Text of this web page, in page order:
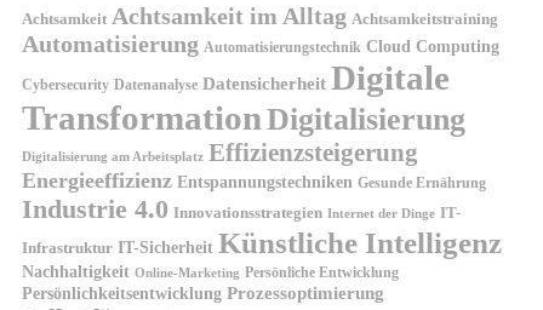
Achtsamkeit Achtsamkeit im Alltag Achtsamkeitstraining
Automatisierung Automatisierungstechnik Cloud Computing
Cybersecurity Datenanalyse Datensicherheit Digitale
TransformationDigitalisierung
Digitalisierung am Arbeitsplatz Effizienzsteigerung
Energieeffizienz Entspannungstechniken Gesunde Ernährung
Industrie 4.0 Innovationsstrategien Internet der Dinge IT-
Infrastruktur IT-Sicherheit Künstliche Intelligenz
Nachhaltigkeit Online-Marketing Persönliche Entwicklung
Persönlichkeitsentwicklung Prozessoptimierung